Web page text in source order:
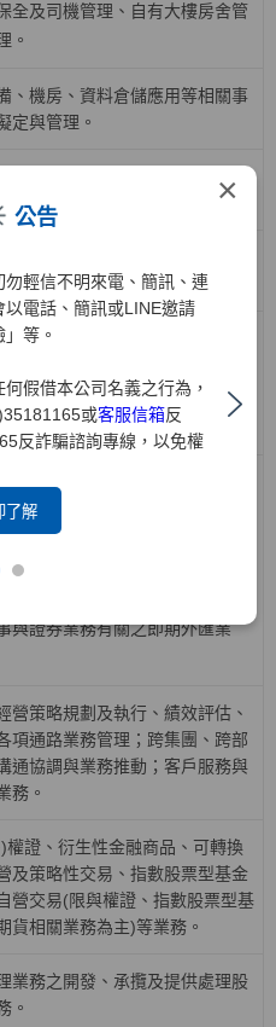
×
公告
輕信不明來電、簡訊、連
電話、簡訊或LINE邀請
等。
假借本公司名義之行為，
或客服信箱反
反詐騙諮詢專線，以免權
了解
全及司機管理、自有大樓房舍管
。
、機房、資料倉儲應用等相關事
定與管理。
分析與執行等相關事宜。
行等相關事宜。
資源策略，有關組織發展、召募
等政策規劃與推動，各項人力資
管理。
券、受益證券及資產基礎證券之
回、附賣回交易；規劃債券、受
行，從事利率、債券、信用與資
與證券業務有關之即期外匯業
營策略規劃及執行、績效評估、
項通路業務管理；跨集團、跨部
通協調與業務推動；客戶服務與
務。
權證、衍生性金融商品、可轉換
及策略性交易、指數股票型基金
營交易(限與權證、指數股票型基
貨相關業務為主)等業務。
業務之開發、承攬及提供處理股
。